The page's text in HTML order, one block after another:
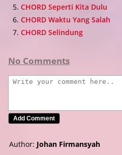
CHORD Seperti Kita Dulu
CHORD Waktu Yang Salah
CHORD Selindung
No Comments
Author: Johan Firmansyah